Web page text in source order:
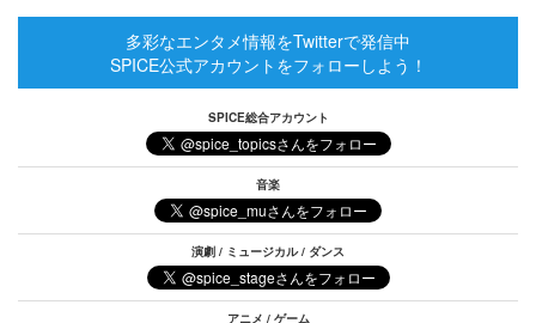
多彩なエンタメ情報をTwitterで発信中
SPICE公式アカウントをフォローしよう！
SPICE総合アカウント
音楽
演劇 / ミュージカル / ダンス
アニメ / ゲーム